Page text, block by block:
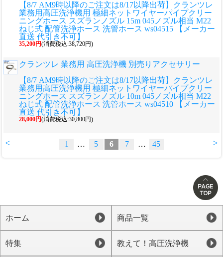
【8/7 AM9時以降のご注文は8/17以降出荷】クランツレ
業務用高圧洗浄機用 極細ネットワイヤーパイプクリー
ニングホース スズランノズル 15m 045ノズル相当 M22
ねじ式 配管洗浄ホース 洗管ホース ws04515 【メーカー
直送 代引き不可】
35,200円(消費税込:38,720円)
クランツレ 業務用 高圧洗浄機 別売りアクセサリー
【8/7 AM9時以降のご注文は8/17以降出荷】クランツレ
業務用高圧洗浄機用 極細ネットワイヤーパイプクリー
ニングホース スズランノズル 10m 045ノズル相当 M22
ねじ式 配管洗浄ホース 洗管ホース ws04510 【メーカー
直送 代引き不可】
28,000円(消費税込:30,800円)
< >
1 … 5 6 7 … 45
ホーム 商品一覧
特集 教えて！高圧洗浄機